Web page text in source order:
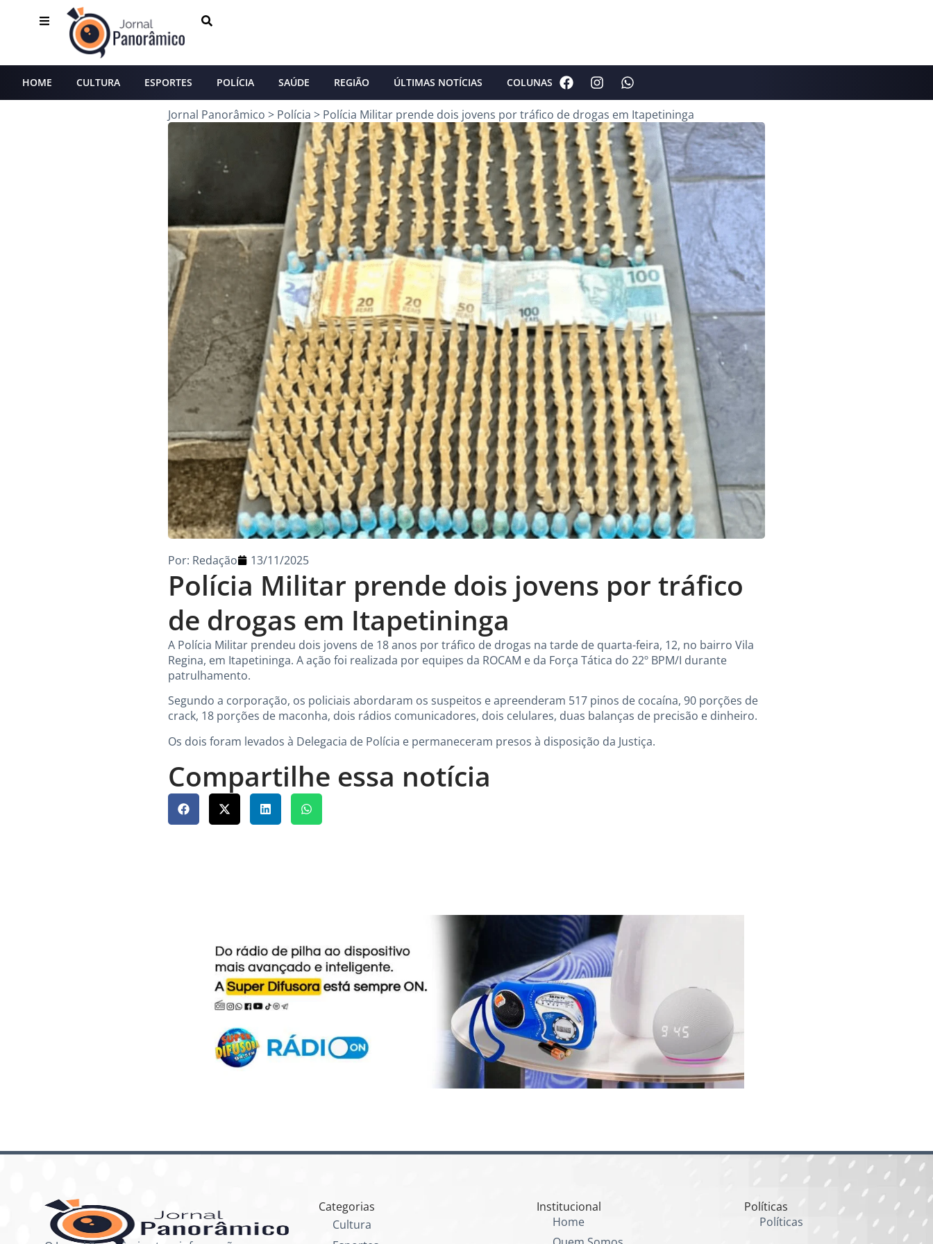
HOME CULTURA ESPORTES POLÍCIA SAÚDE REGIÃO ÚLTIMAS NOTÍCIAS COLUNAS
Jornal Panorâmico > Polícia > Polícia Militar prende dois jovens por tráfico de drogas em Itapetininga
Polícia Militar prende dois jovens por tráfico
de drogas em Itapetininga
Por: Redação 13/11/2025
A Polícia Militar prendeu dois jovens de 18 anos por tráfico de drogas na tarde de quarta-feira, 12, no bairro Vila
Regina, em Itapetininga. A ação foi realizada por equipes da ROCAM e da Força Tática do 22º BPM/I durante
patrulhamento.
Segundo a corporação, os policiais abordaram os suspeitos e apreenderam 517 pinos de cocaína, 90 porções de
crack, 18 porções de maconha, dois rádios comunicadores, dois celulares, duas balanças de precisão e dinheiro.
Os dois foram levados à Delegacia de Polícia e permaneceram presos à disposição da Justiça.
Compartilhe essa notícia
Categorias
Cultura
Institucional
Home
Políticas
Políticas